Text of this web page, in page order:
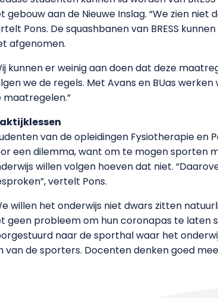
gebouw aan de Nieuwe Inslag. “We zien
Pons. De squashbanen van BRESS
afgenomen.
kunnen er weinig aan doen dat deze
we de regels. Met Avans en BUas
maatregelen.”
van de opleidingen Fysiotherapie en
een dilemma, want om te mogen sporten
willen volgen hoeven dat niet.
vertelt Pons.
willen het onderwijs niet dwars zitten
geen probleem om hun coronapas te laten
naar de sporthal waar het
van de sporters. Docenten denken goed